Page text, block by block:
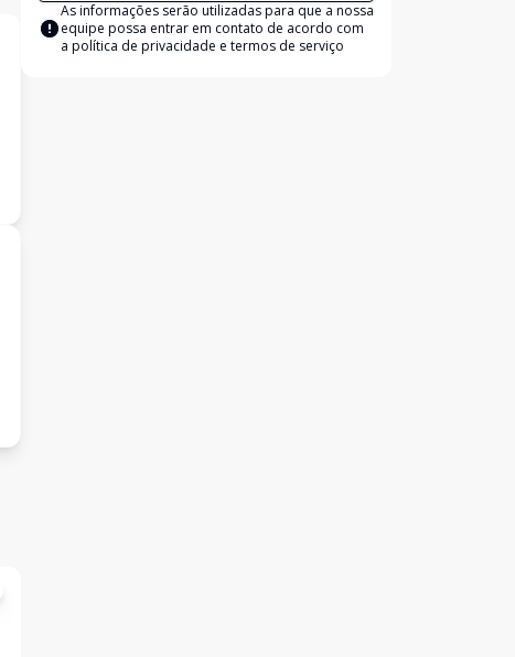
As informações serão utilizadas para que a nossa
equipe possa entrar em contato de acordo com
a política de privacidade e termos de serviço